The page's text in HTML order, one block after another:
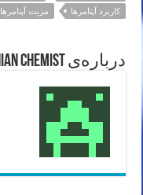
کاربرد آپتامرها
مزیت آپتامرها
درباره‌ی Iranian Chemist